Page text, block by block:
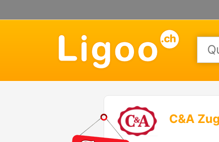
C&A